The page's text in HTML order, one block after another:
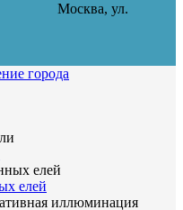
Москва, ул.
города
елей